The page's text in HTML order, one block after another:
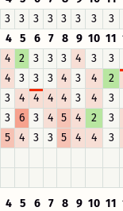
3 3 3 3 3 3 3
3
4 5 6 7 8 9 10 11
4 2 3 3 3 4 3
3
4 3 3 3 4 3 4
2
3 4 4 4 4 3 4
3
3 6 3 4 5 4 2
3
5 4 3 3 5 4 4
3
4 5 6 7 8 9 10 11